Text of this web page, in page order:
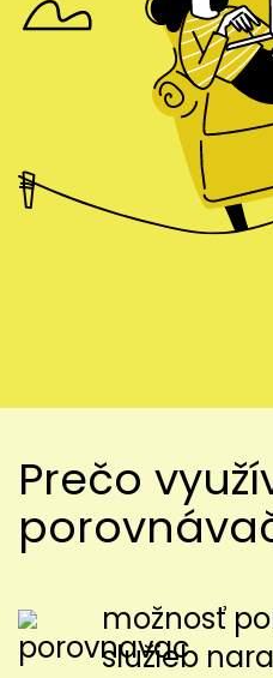
Prečo
možnosť
služieb